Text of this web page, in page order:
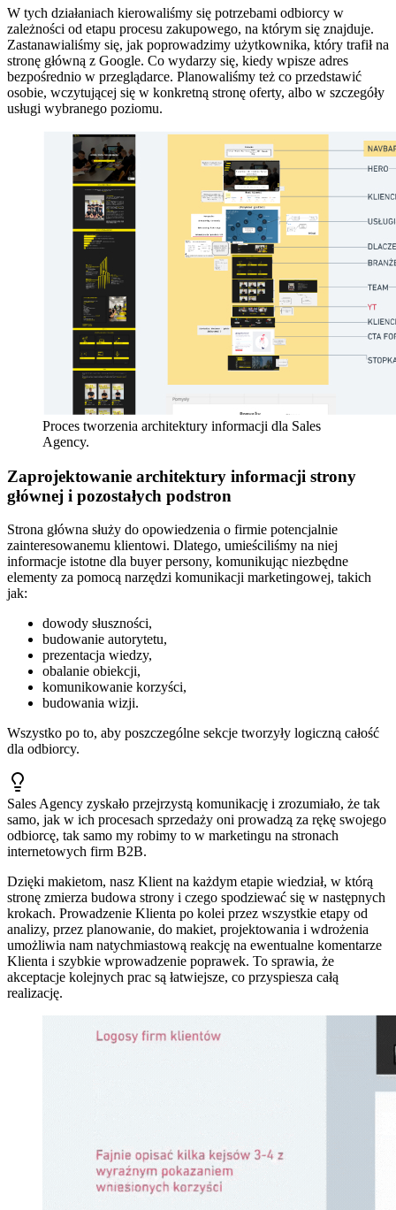
W tych działaniach kierowaliśmy się potrzebami odbiorcy w
zależności od etapu procesu zakupowego, na którym się znajduje.
Zastanawialiśmy się, jak poprowadzimy użytkownika, który trafił na
stronę główną z Google. Co wydarzy się, kiedy wpisze adres
bezpośrednio w przeglądarce. Planowaliśmy też co przedstawić
osobie, wczytującej się w konkretną stronę oferty, albo w szczegóły
usługi wybranego poziomu.
Proces tworzenia architektury informacji dla Sales
Agency.
Zaprojektowanie architektury informacji strony
głównej i pozostałych podstron
Strona główna służy do opowiedzenia o firmie potencjalnie
zainteresowanemu klientowi. Dlatego, umieściliśmy na niej
informacje istotne dla buyer persony, komunikując niezbędne
elementy za pomocą narzędzi komunikacji marketingowej, takich
jak:
dowody słuszności,
budowanie autorytetu,
prezentacja wiedzy,
obalanie obiekcji,
komunikowanie korzyści,
budowania wizji.
Wszystko po to, aby poszczególne sekcje tworzyły logiczną całość
dla odbiorcy.
Sales Agency zyskało przejrzystą komunikację i zrozumiało, że tak
samo, jak w ich procesach sprzedaży oni prowadzą za rękę swojego
odbiorcę, tak samo my robimy to w marketingu na stronach
internetowych firm B2B.
Dzięki makietom, nasz Klient na każdym etapie wiedział, w którą
stronę zmierza budowa strony i czego spodziewać się w następnych
krokach. Prowadzenie Klienta po kolei przez wszystkie etapy od
analizy, przez planowanie, do makiet, projektowania i wdrożenia
umożliwia nam natychmiastową reakcję na ewentualne komentarze
Klienta i szybkie wprowadzenie poprawek. To sprawia, że
akceptacje kolejnych prac są łatwiejsze, co przyspiesza całą
realizację.